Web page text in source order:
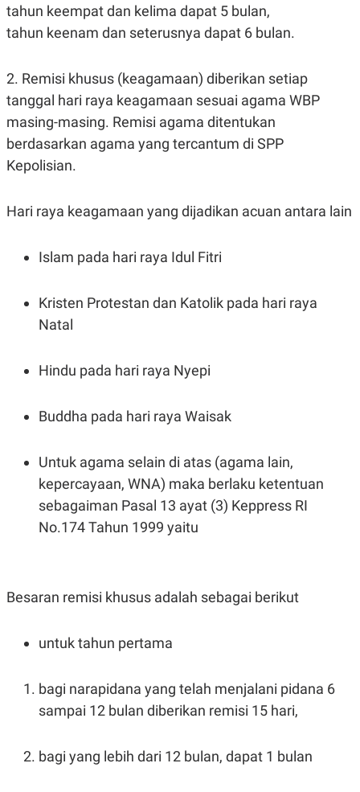
tahun keempat dan kelima dapat 5 bulan,
tahun keenam dan seterusnya dapat 6 bulan.
2. Remisi khusus (keagamaan) diberikan setiap
tanggal hari raya keagamaan sesuai agama WBP
masing-masing. Remisi agama ditentukan
berdasarkan agama yang tercantum di SPP
Kepolisian.
Hari raya keagamaan yang dijadikan acuan antara lain
Islam pada hari raya Idul Fitri
Kristen Protestan dan Katolik pada hari raya
Natal
Hindu pada hari raya Nyepi
Buddha pada hari raya Waisak
Untuk agama selain di atas (agama lain,
kepercayaan, WNA) maka berlaku ketentuan
sebagaiman Pasal 13 ayat (3) Keppress RI
No.174 Tahun 1999 yaitu
Besaran remisi khusus adalah sebagai berikut
untuk tahun pertama
bagi narapidana yang telah menjalani pidana 6
sampai 12 bulan diberikan remisi 15 hari,
bagi yang lebih dari 12 bulan, dapat 1 bulan